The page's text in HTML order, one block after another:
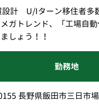
設計 U/Iターン移住者多
ガトレンド、「工場自
しょう！！
勤務地
長野県飯田市三日市